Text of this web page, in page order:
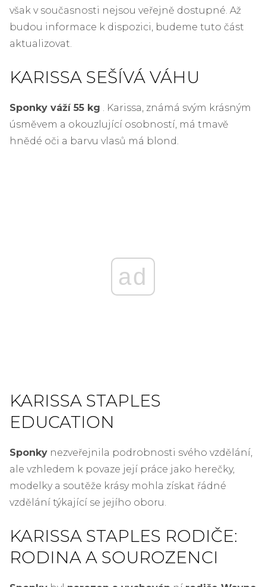
však v současnosti nejsou veřejně dostupné. Až
budou informace k dispozici, budeme tuto část
aktualizovat.
KARISSA SEŠÍVÁ VÁHU
Sponky váží 55 kg . Karissa, známá svým krásným
úsměvem a okouzlující osobností, má tmavě
hnědé oči a barvu vlasů má blond.
ad
KARISSA STAPLES
EDUCATION
Sponky nezveřejnila podrobnosti svého vzdělání,
ale vzhledem k povaze její práce jako herečky,
modelky a soutěže krásy mohla získat řádné
vzdělání týkající se jejího oboru.
KARISSA STAPLES RODIČE:
RODINA A SOUROZENCI